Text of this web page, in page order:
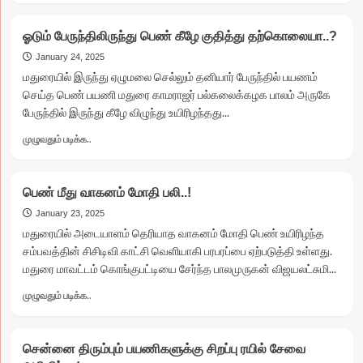
எக்ஸ்
எல்
வாகனத்தில்
சாகசம்
இரண்டு
ஓடும் பேருந்திலிருந்து பெண் கீழே குதித்து தற்கொலையா..?
January 24, 2025
மதுரையில் இருந்து ஏழுமலை செல்லும் தனியார் பேருந்தில் பயணம்
செய்த பெண் பயணி மதுரை காமராஜர் பல்கலைக்கழக பாலம் அருகே
பேருந்தில் இருந்து கீழே விழுந்து உயிரிழந்தது...
முழுவதும் படிக்க..
பேருந்திலிருந்து
பெண்
கீழே
குதித்து
தற்கொலையா..?
பெண் மீது வாகனம் மோதி பலி..!
January 23, 2025
மதுரையில் அடையாளம் தெரியாத வாகனம் மோதி பெண் உயிரிழந்த
சம்பவத்தின் சிசிடிவி காட்சி வெளியாகி பரபரப்பை ஏற்படுத்தி உள்ளது.
மதுரை மாவட்டம் கொங்குபட்டியை சேர்ந்த பாலமுருகன் விஜயலட்சுமி...
முழுவதும் படிக்க..
பெண்
மீது
சென்னை திரும்பும் பயணிகளுக்கு சிறப்பு ரயில் சேவை